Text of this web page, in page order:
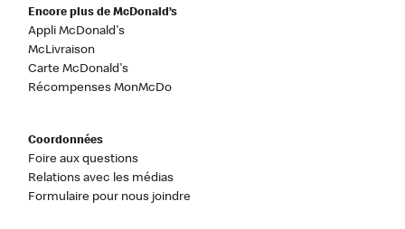
Encore plus de McDonald’s
Appli McDonald's
McLivraison
Carte McDonald's
Récompenses MonMcDo
Coordonnées
Foire aux questions
Relations avec les médias
Formulaire pour nous joindre